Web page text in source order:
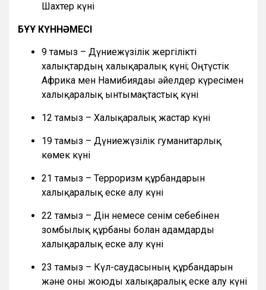
Шахтер күні
БҰҰ КҮННӘМЕСІ
9 тамыз – Дүниежүзілік жергілікті
халықтардың халықаралық күні; Оңтүстік
Африка мен Намибиядағы әйелдер күресімен
халықаралық ынтымақтастық күні
12 тамыз – Халықаралық жастар күні
19 тамыз – Дүниежүзілік гуманитарлық
көмек күні
21 тамыз – Терроризм құрбандарын
халықаралық еске алу күні
22 тамыз – Дін немесе сенім себебінен
зомбылық құрбаны болған адамдарды
халықаралық еске алу күні
23 тамыз – Күл-саудасының құрбандарын
және оны жоюды халықаралық еске алу күні